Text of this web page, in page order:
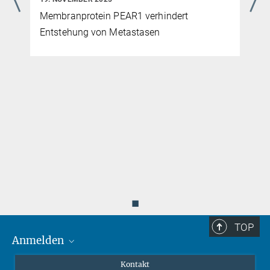
Membranprotein PEAR1 verhindert
Entstehung von Metastasen
◼
TOP
Anmelden
Kontakt